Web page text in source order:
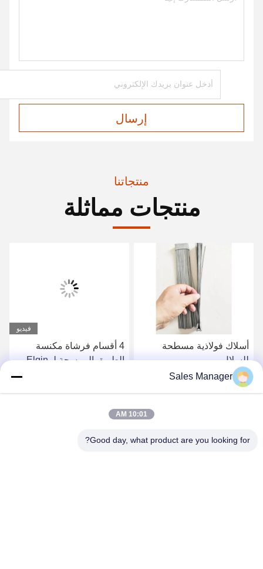
إرسال
منتجاتنا
منتجات مماثلة
أسلاك فولاذية مسطحة
للسلال
فيديو
4 أقسام فرشاة مكنسة
الطريق الممسحة لـ Elgin
Sales Manager
10:01 AM
Good day, what product are you looking for?